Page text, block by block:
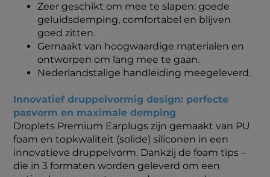
Zeer geschikt om mee te slapen: goede
geluidsdemping, comfortabel en blijven
goed zitten.
Gemaakt van hoogwaardige materialen en
ontworpen om lang mee te gaan.
Nederlandstalige handleiding meegeleverd.
Innovatief druppelvormig design: perfecte
pasvorm en maximale demping
Droplets Premium Earplugs zijn gemaakt van PU
foam en topkwaliteit (solide) siliconen in een
innovatieve druppelvorm. Dankzij de foam tips –
die in 3 formaten worden geleverd om een